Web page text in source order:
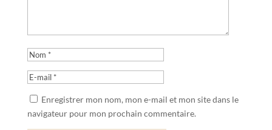
Enregistrer mon nom, mon e-mail et mon site dans le
navigateur pour mon prochain commentaire.